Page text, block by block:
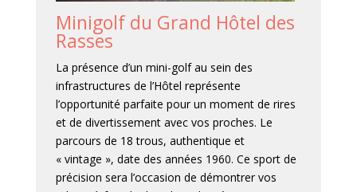
Minigolf du Grand Hôtel des
Rasses
La présence d’un mini-golf au sein des
infrastructures de l’Hôtel représente
l’opportunité parfaite pour un moment de rires
et de divertissement avec vos proches. Le
parcours de 18 trous, authentique et
« vintage », date des années 1960. Ce sport de
précision sera l’occasion de démontrer vos